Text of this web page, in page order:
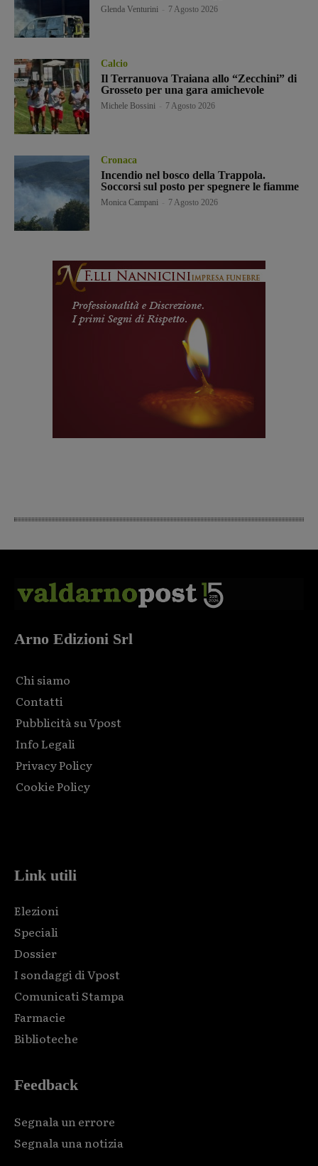
Glenda Venturini 7 Agosto 2026
Calcio
Il Terranuova Traiana allo “Zecchini” di
Grosseto per una gara amichevole
Michele Bossini 7 Agosto 2026
Cronaca
Incendio nel bosco della Trappola.
Soccorsi sul posto per spegnere le fiamme
Monica Campani 7 Agosto 2026
Arno Edizioni Srl
Chi siamo
Contatti
Pubblicità su Vpost
Info Legali
Privacy Policy
Cookie Policy
Link utili
Elezioni
Speciali
Dossier
I sondaggi di Vpost
Comunicati Stampa
Farmacie
Biblioteche
Feedback
Segnala un errore
Segnala una notizia